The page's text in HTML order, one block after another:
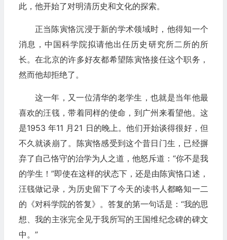
此，他开始了对明清历史和文化的探索。
正当陈寅恪沉浸于新的学术领域时，他得知一个
消息，中国科学院拟请他出任历史研究所二所的所
长。在北京的许多好友都希望陈寅恪接任这个职务，
然而他却拒绝了。
这一年，又一位清华的老学生，也就是当年他最
喜欢的汪篯，带着同样的使命，到广州来看望他。这
是1953 年11 月21 日的晚上。他们开始谈得很好，但
不久就谈崩了。陈寅恪感受到这个昔日门生，已经摒
弃了自己恪守的治学为人之道，他怒斥道：“你不是我
的学生！”即使在这样的状态下，还是由陈寅恪口述，
汪篯做记录，为历史留下了今天的读书人都略知一二
的《对科学院的答复》。答复的第一句话是：“我的思
想、我的主张完全见于我所写的王国维纪念碑的碑文
中。”